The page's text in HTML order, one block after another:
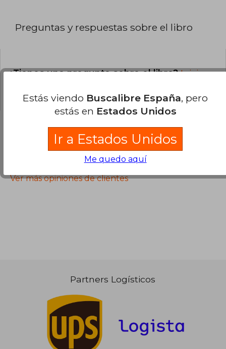
Preguntas y respuestas sobre el libro
¿Tienes una pregunta sobre el libro?Inicia
Opiniones sobre Buscalibre
Ver más opiniones de clientes
Partners Logísticos
Estás viendo Buscalibre España, pero
estás en Estados Unidos
Ir a Estados Unidos
Me quedo aquí